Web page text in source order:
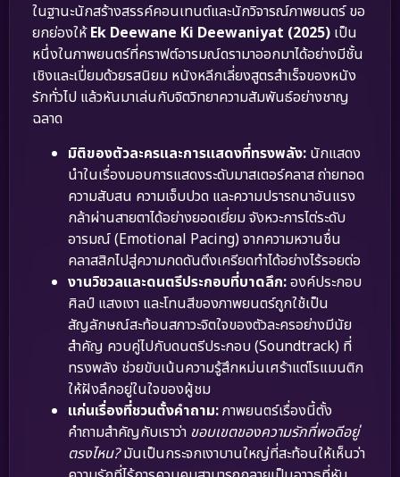
ในฐานะนักสร้างสรรค์คอนเทนต์และนักวิจารณ์ภาพยนตร์ ขอ
ยกย่องให้Ek Deewane Ki Deewaniyat (2025) เป็น
หนึ่งในภาพยนตร์ที่คราฟต์อารมณ์ดรามาออกมาได้อย่างมีชั้น
เชิงและเปี่ยมด้วยรสนิยม หนังหลีกเลี่ยงสูตรสำเร็จของหนัง
รักทั่วไป แล้วหันมาเล่นกับจิตวิทยาความสัมพันธ์อย่างชาญ
ฉลาด
มิติของตัวละครและการแสดงที่ทรงพลัง: นักแสดง
นำในเรื่องมอบการแสดงระดับมาสเตอร์คลาส ถ่ายทอด
ความสับสน ความเจ็บปวด และความปรารถนาอันแรง
กล้าผ่านสายตาได้อย่างยอดเยี่ยม จังหวะการไต่ระดับ
อารมณ์ (Emotional Pacing) จากความหวานชื่น
คลาสสิกไปสู่ความกดดันตึงเครียดทำได้อย่างไร้รอยต่อ
งานวิชวลและดนตรีประกอบที่บาดลึก:องค์ประกอบ
ศิลป์ แสงเงา และโทนสีของภาพยนตร์ถูกใช้เป็น
สัญลักษณ์สะท้อนสภาวะจิตใจของตัวละครอย่างมีนัย
สำคัญ ควบคู่ไปกับดนตรีประกอบ (Soundtrack) ที่
ทรงพลัง ช่วยขับเน้นความรู้สึกหม่นเศร้าแต่โรแมนติก
ให้ฝังลึกอยู่ในใจของผู้ชม
แก่นเรื่องที่ชวนตั้งคำถาม:ภาพยนตร์เรื่องนี้ตั้ง
คำถามสำคัญกับเราว่า ขอบเขตของความรักที่พอดีอยู่
ตรงไหน?มันเป็นกระจกเงาบานใหญ่ที่สะท้อนให้เห็นว่า